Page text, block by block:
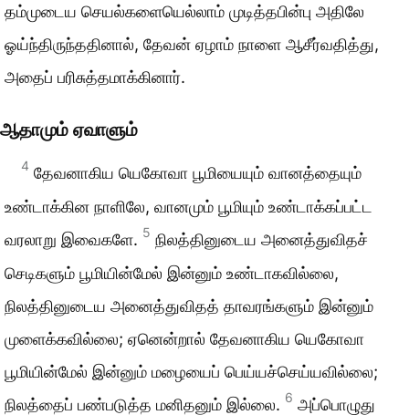
தம்முடைய செயல்களையெல்லாம் முடித்தபின்பு அதிலே
ஓய்ந்திருந்ததினால், தேவன் ஏழாம் நாளை ஆசீர்வதித்து,
அதைப் பரிசுத்தமாக்கினார்.
ஆதாமும் ஏவாளும்
4 தேவனாகிய யெகோவா பூமியையும் வானத்தையும்
உண்டாக்கின நாளிலே, வானமும் பூமியும் உண்டாக்கப்பட்ட
வரலாறு இவைகளே. 5 நிலத்தினுடைய அனைத்துவிதச்
செடிகளும் பூமியின்மேல் இன்னும் உண்டாகவில்லை,
நிலத்தினுடைய அனைத்துவிதத் தாவரங்களும் இன்னும்
முளைக்கவில்லை; ஏனென்றால் தேவனாகிய யெகோவா
பூமியின்மேல் இன்னும் மழையைப் பெய்யச்செய்யவில்லை;
நிலத்தைப் பண்படுத்த மனிதனும் இல்லை. 6 அப்பொழுது